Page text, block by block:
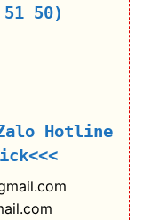
51 50)
Hotline